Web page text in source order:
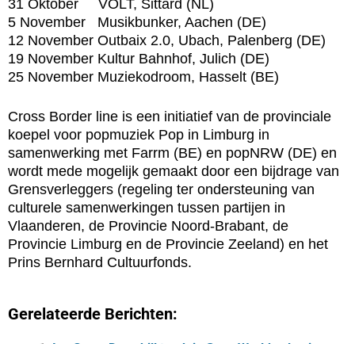
31 Oktober VOLT, Sittard (NL)
5 November Musikbunker, Aachen (DE)
12 November Outbaix 2.0, Ubach, Palenberg (DE)
19 November Kultur Bahnhof, Julich (DE)
25 November Muziekodroom, Hasselt (BE)
Cross Border line is een initiatief van de provinciale
koepel voor popmuziek Pop in Limburg in
samenwerking met Farrm (BE) en popNRW (DE) en
wordt mede mogelijk gemaakt door een bijdrage van
Grensverleggers (regeling ter ondersteuning van
culturele samenwerkingen tussen partijen in
Vlaanderen, de Provincie Noord-Brabant, de
Provincie Limburg en de Provincie Zeeland) en het
Prins Bernhard Cultuurfonds.
Gerelateerde Berichten: